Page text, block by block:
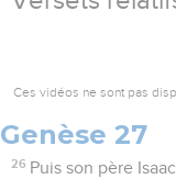
Ces vidéos ne sont pas
Genèse 27
26 Puis son père